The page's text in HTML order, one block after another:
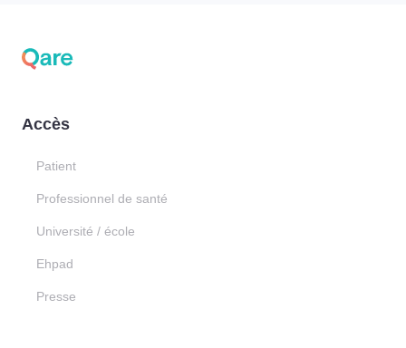
Accès
Patient
Professionnel de santé
Université / école
Ehpad
Presse